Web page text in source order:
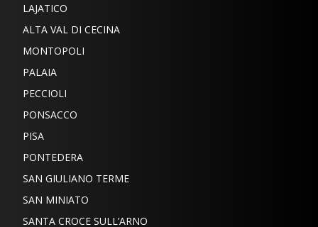
LAJATICO
ALTA VAL DI CECINA
MONTOPOLI
PALAIA
PECCIOLI
PONSACCO
PISA
PONTEDERA
SAN GIULIANO TERME
SAN MINIATO
SANTA CROCE SULL’ARNO